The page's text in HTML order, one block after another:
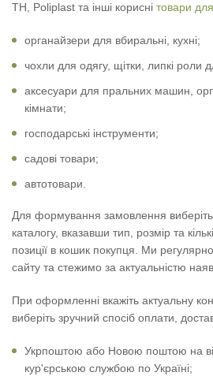
TH, Poliplast та інші корисні товари
органайзери для вбиральні, кухні;
чохли для одягу, щітки, липкі роли
аксесуари для пральних машин,
кімнати;
господарські інструменти;
садові товари;
автотовари.
Для формування замовлення
каталогу, вказавши тип, розмір та
позиції в кошик покупця. Ми
сайту та стежимо за актуальністю
При оформленні вкажіть актуальну
виберіть зручний спосіб оплати,
Укрпоштою або Новою поштою на
кур'єрською службою по Україні;